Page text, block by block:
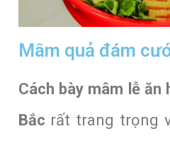
Mâm quả đám
Cách bày mâm lễ ăn
Bắc rất trang trọng